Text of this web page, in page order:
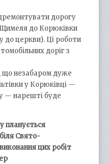
дорогу
до Корюківки
до церкви). Ці роботи
доріг з
що незабаром дуже
у Корюківці —
— нарешті буде
планується
Свято-
цих робіт